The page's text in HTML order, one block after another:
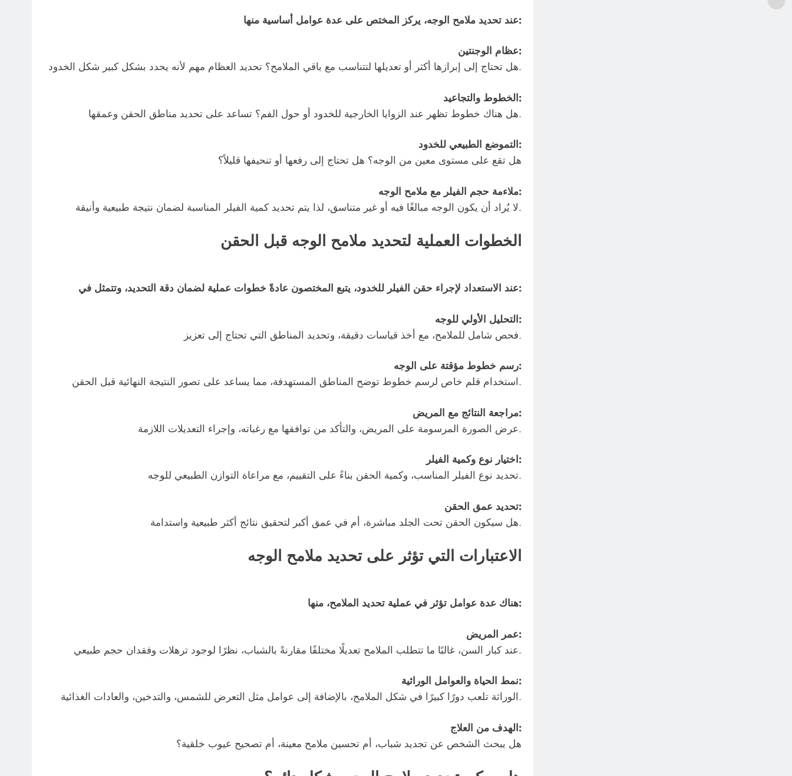
عند تحديد ملامح الوجه، يركز المختص على عدة عوامل أساسية منها:
عظام الوجنتين:
هل تحتاج إلى إبرازها أكثر أو تعديلها لتتناسب مع باقي الملامح؟ تحديد العظام مهم لأنه يحدد بشكل كبير شكل الخدود.
الخطوط والتجاعيد:
هل هناك خطوط تظهر عند الزوايا الخارجية للخدود أو حول الفم؟ تساعد على تحديد مناطق الحقن وعمقها.
التموضع الطبيعي للخدود:
هل تقع على مستوى معين من الوجه؟ هل تحتاج إلى رفعها أو تنحيفها قليلاً؟
ملاءمة حجم الفيلر مع ملامح الوجه:
لا يُراد أن يكون الوجه مبالغًا فيه أو غير متناسق، لذا يتم تحديد كمية الفيلر المناسبة لضمان نتيجة طبيعية وأنيقة.
الخطوات العملية لتحديد ملامح الوجه قبل الحقن
عند الاستعداد لإجراء حقن الفيلر للخدود، يتبع المختصون عادةً خطوات عملية لضمان دقة التحديد، وتتمثل في:
التحليل الأولي للوجه:
فحص شامل للملامح، مع أخذ قياسات دقيقة، وتحديد المناطق التي تحتاج إلى تعزيز.
رسم خطوط مؤقتة على الوجه:
استخدام قلم خاص لرسم خطوط توضح المناطق المستهدفة، مما يساعد على تصور النتيجة النهائية قبل الحقن.
مراجعة النتائج مع المريض:
عرض الصورة المرسومة على المريض، والتأكد من توافقها مع رغباته، وإجراء التعديلات اللازمة.
اختيار نوع وكمية الفيلر:
تحديد نوع الفيلر المناسب، وكمية الحقن بناءً على التقييم، مع مراعاة التوازن الطبيعي للوجه.
تحديد عمق الحقن:
هل سيكون الحقن تحت الجلد مباشرة، أم في عمق أكبر لتحقيق نتائج أكثر طبيعية واستدامة.
الاعتبارات التي تؤثر على تحديد ملامح الوجه
هناك عدة عوامل تؤثر في عملية تحديد الملامح، منها:
عمر المريض:
عند كبار السن، غالبًا ما تتطلب الملامح تعديلًا مختلفًا مقارنةً بالشباب، نظرًا لوجود ترهلات وفقدان حجم طبيعي.
نمط الحياة والعوامل الوراثية:
الوراثة تلعب دورًا كبيرًا في شكل الملامح، بالإضافة إلى عوامل مثل التعرض للشمس، والتدخين، والعادات الغذائية.
الهدف من العلاج:
هل يبحث الشخص عن تجديد شباب، أم تحسين ملامح معينة، أم تصحيح عيوب خلقية؟